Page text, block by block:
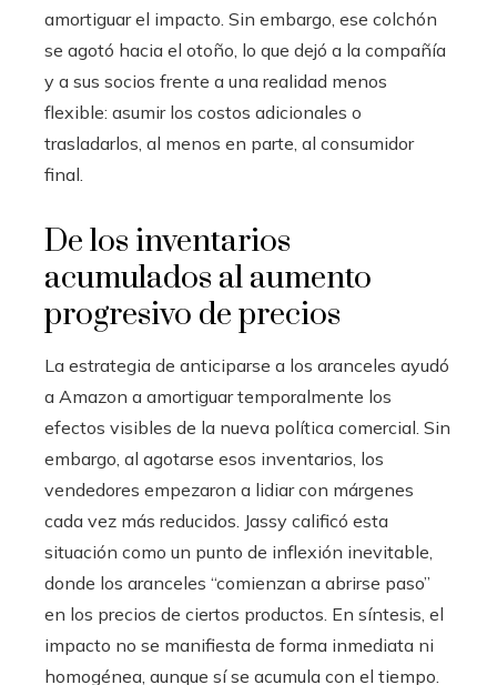
amortiguar el impacto. Sin embargo, ese colchón
se agotó hacia el otoño, lo que dejó a la compañía
y a sus socios frente a una realidad menos
flexible: asumir los costos adicionales o
trasladarlos, al menos en parte, al consumidor
final.
De los inventarios
acumulados al aumento
progresivo de precios
La estrategia de anticiparse a los aranceles ayudó
a Amazon a amortiguar temporalmente los
efectos visibles de la nueva política comercial. Sin
embargo, al agotarse esos inventarios, los
vendedores empezaron a lidiar con márgenes
cada vez más reducidos. Jassy calificó esta
situación como un punto de inflexión inevitable,
donde los aranceles “comienzan a abrirse paso”
en los precios de ciertos productos. En síntesis, el
impacto no se manifiesta de forma inmediata ni
homogénea, aunque sí se acumula con el tiempo.